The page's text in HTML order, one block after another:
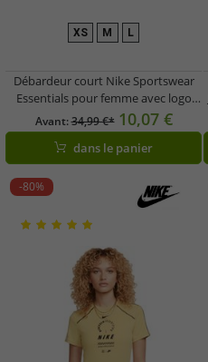
XS M L
Débardeur court Nike Sportswear
Essentials pour femme avec logo
Swoosh FB8279-0100 Noir
Avant:34,99 €* 10,07 €
dans le panier
-80%